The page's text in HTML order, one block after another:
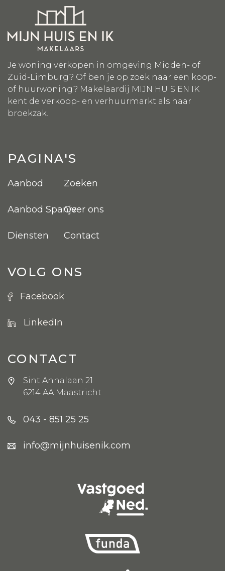
Je woning verkopen in omgeving Midden- of
Zuid-Limburg? Of ben je op zoek naar een koop-
of huurwoning? Makelaardij MIJN HUIS EN IK
kent de verkoop- en verhuurmarkt als haar
broekzak.
PAGINA'S
Aanbod
Aanbod Spanje
Diensten
Zoeken
Over ons
Contact
VOLG ONS
Facebook
LinkedIn
CONTACT
Sint Annalaan 21
6214 AA Maastricht
043 - 851 25 25
info@mijnhuisenik.com